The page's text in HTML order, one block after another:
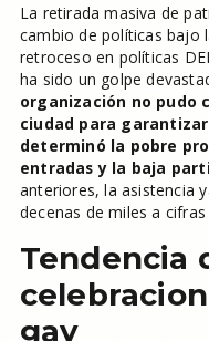
La retirada masiva de
cambio de políticas bajo
retroceso en políticas
ha sido un golpe
organización no pudo
ciudad para
determinó la pobre
entradas y la baja
anteriores, la asistencia
decenas de miles a
Tendencia
gay